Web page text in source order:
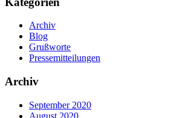
Archiv
Blog
Grußworte
Pressemitteilungen
Archiv
September 2020
August 2020